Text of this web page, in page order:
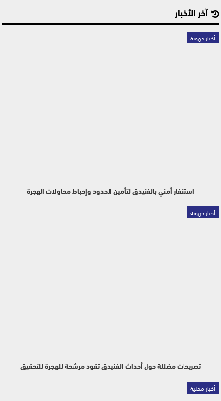
آخر الأخبار
أخبار جهوية
استنفار أمني بالفنيدق لتأمين الحدود وإحباط محاولات الهجرة
أخبار جهوية
تصريحات مضللة حول أحداث الفنيدق تقود مرشحة للهجرة للتحقيق
أخبار محلية